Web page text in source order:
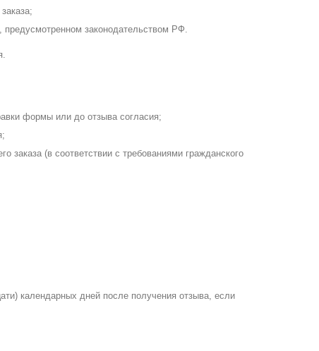
законодательством РФ.
формы или до отзыва согласия;
(в соответствии с требованиями гражданского
календарных дней после получения отзыва, если